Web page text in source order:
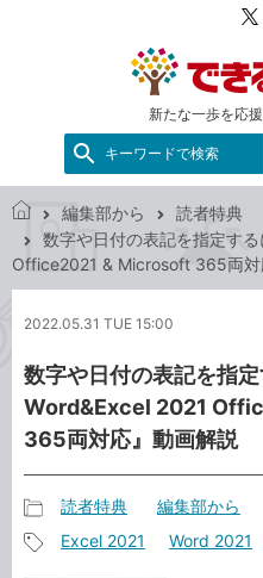
新たな一歩を応
キーワードで検索
で
き
ッ
編集部から
読者特典
数字や日付の表記を指定す
Office2021 & Microsoft 365両対
2022.05.31 TUE 15:00
数字や日付の表記を指
Word&Excel 2021
365両対応』動画解説
事
読者特典 編集部から
Excel 2021 Word 2021